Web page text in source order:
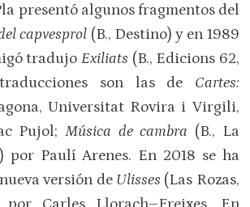
presentó algunos fragmentos del
capvesprol (B., Destino) y en 1989
tradujoExiliats (B., Edicions 62,
son las de Cartes:
Universitat Rovira i Virgili,
Pujol; Música de cambra (B., La
por Paulí Arenes. En 2018 se ha
versión de Ulisses (Las Rozas,